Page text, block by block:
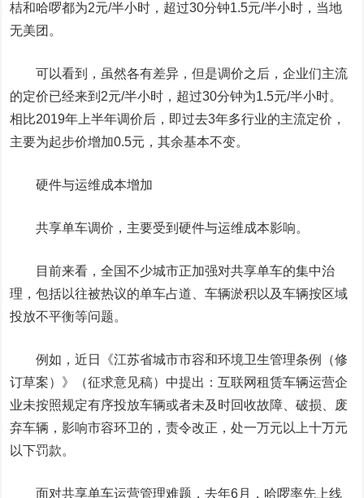
桔和哈啰都为2元/半小时，超过30分钟1.5元/半小时，当地
无美团。
可以看到，虽然各有差异，但是调价之后，企业们主流
的定价已经来到2元/半小时，超过30分钟为1.5元/半小时。
相比2019年上半年调价后，即过去3年多行业的主流定价，
主要为起步价增加0.5元，其余基本不变。
硬件与运维成本增加
共享单车调价，主要受到硬件与运维成本影响。
目前来看，全国不少城市正加强对共享单车的集中治
理，包括以往被热议的单车占道、车辆淤积以及车辆按区域
投放不平衡等问题。
例如，近日《江苏省城市市容和环境卫生管理条例（修
订草案）》（征求意见稿）中提出：互联网租赁车辆运营企
业未按照规定有序投放车辆或者未及时回收故障、破损、废
弃车辆，影响市容环卫的，责令改正，处一万元以上十万元
以下罚款。
面对共享单车运营管理难题，去年6月，哈啰率先上线